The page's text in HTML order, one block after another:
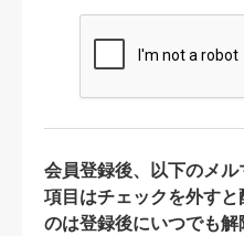
会員登録後、以下のメ
項目はチェックを外す
のは登録後にいつでも解